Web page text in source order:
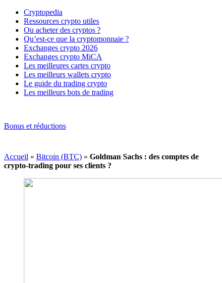
Cryptopedia
Ressources crypto utiles
Ou acheter des cryptos ?
Qu’est-ce que la cryptomonnaie ?
Exchanges crypto 2026
Exchanges crypto MiCA
Les meilleures cartes crypto
Les meilleurs wallets crypto
Le guide du trading crypto
Les meilleurs bots de trading
Bonus et réductions
Accueil » Bitcoin (BTC) » Goldman Sachs : des comptes de
crypto-trading pour ses clients ?